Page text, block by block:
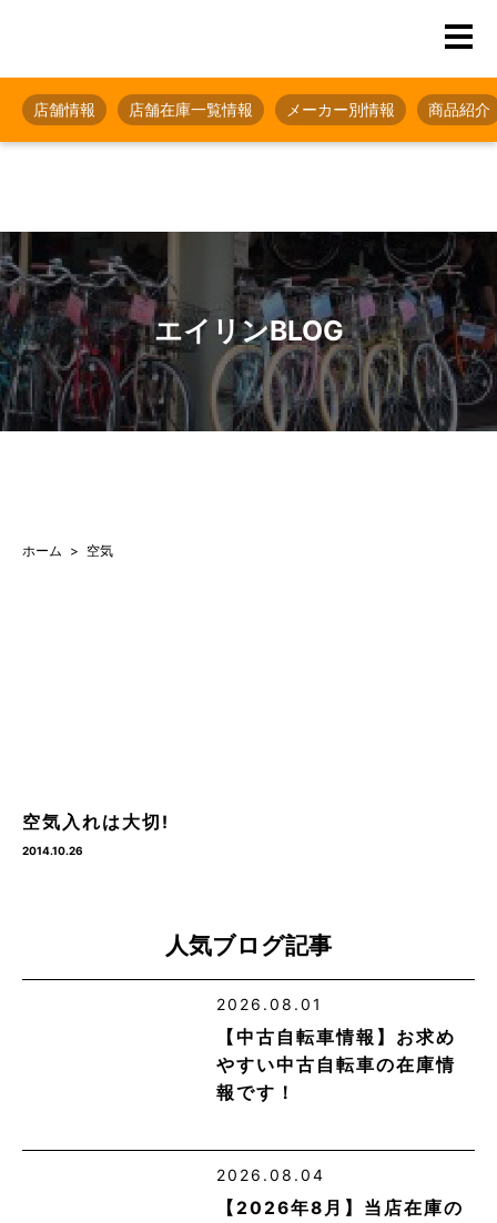
店舗情報 店舗在庫一覧情報 メーカー別情報 商品紹介
エイリンBLOG
ホーム 空気
空気入れは大切!
2014.10.26
人気ブログ記事
2026.08.01
【中古自転車情報】お求め
やすい中古自転車の在庫情
報です！
2026.08.04
【2026年8月】当店在庫の